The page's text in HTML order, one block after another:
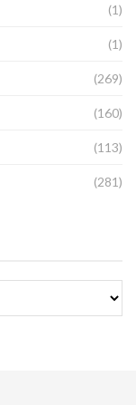
(1)
(1)
(269)
(160)
(113)
(281)